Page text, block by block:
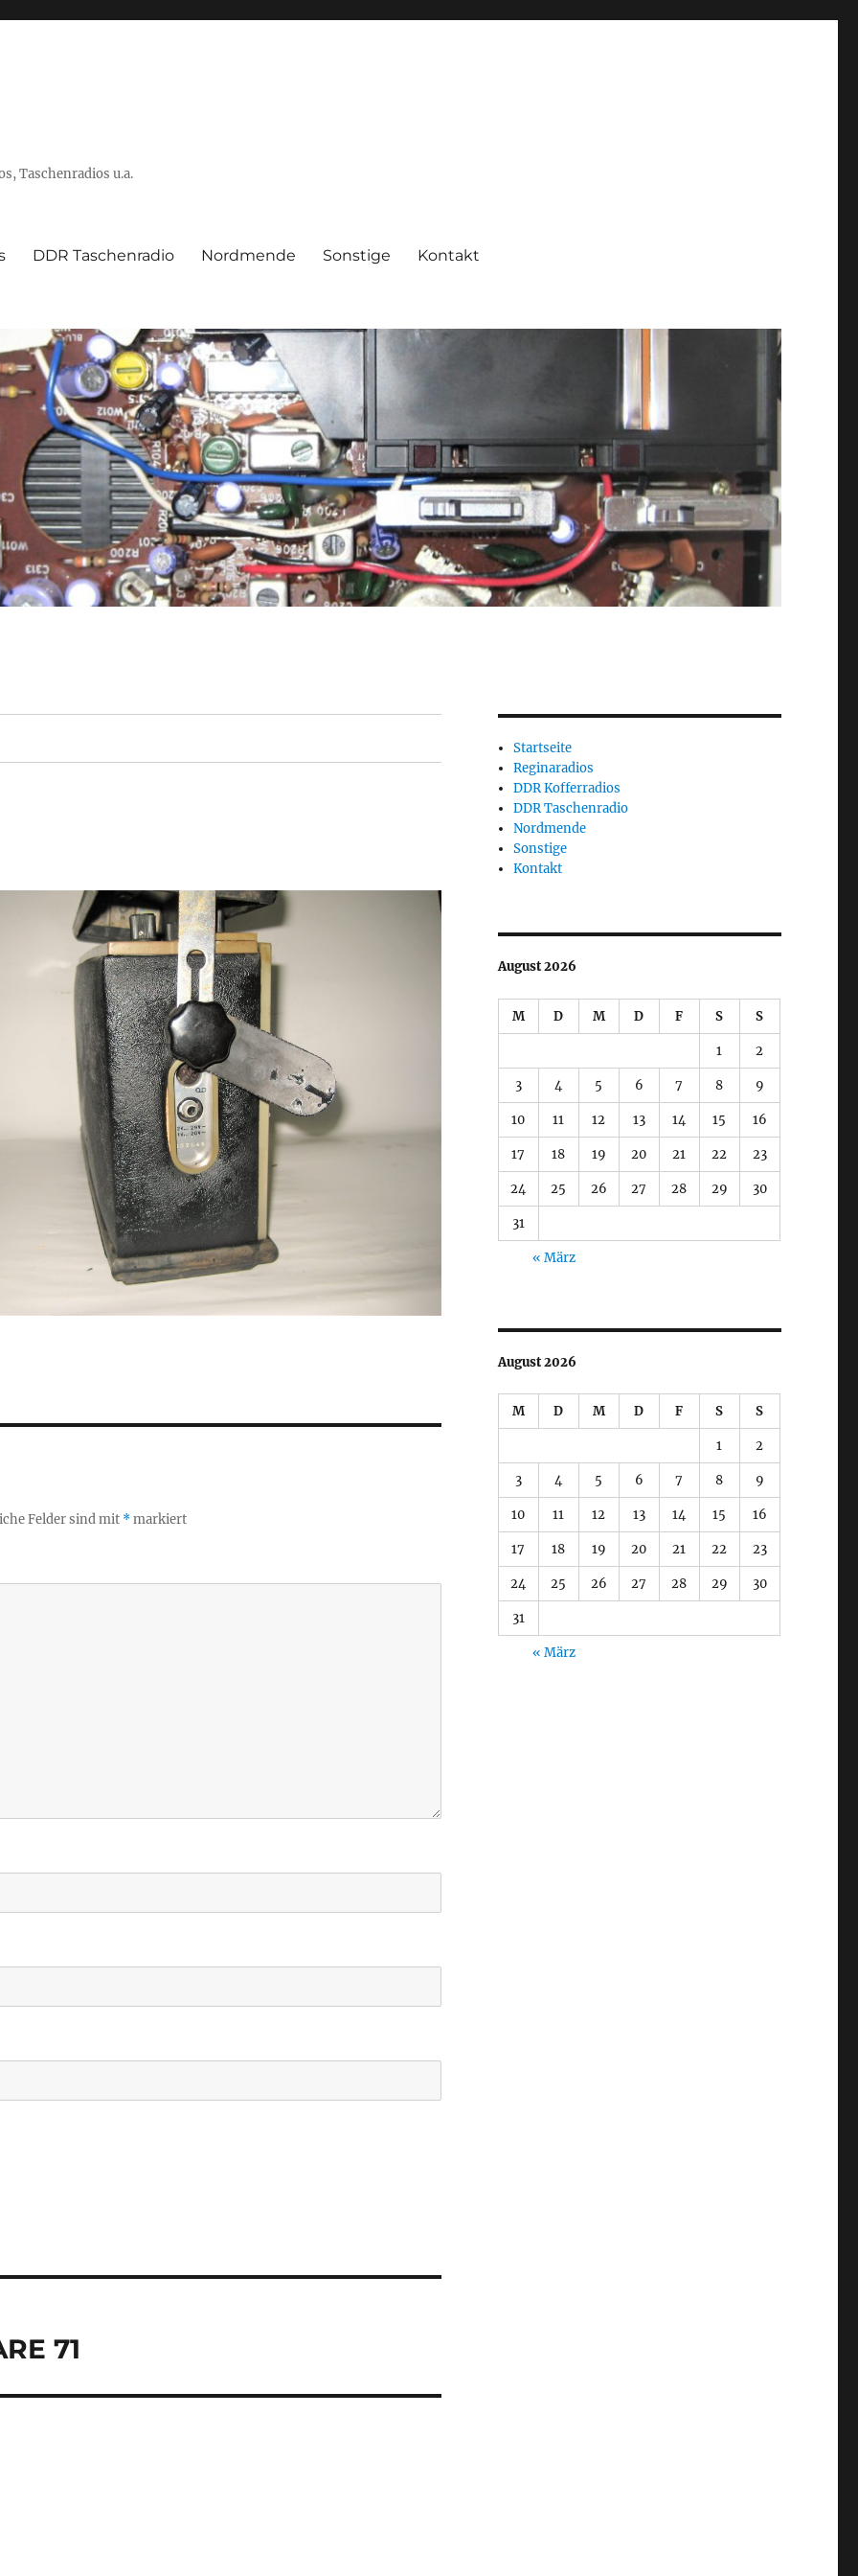
Taschenradios u.a.
DDR Taschenradio Nordmende Sonstige Kontakt
Felder sind mit *markiert
71
Startseite
Reginaradios
DDR Kofferradios
DDR Taschenradio
Nordmende
Sonstige
Kontakt
August 2026
M D M D F S S
1 2
3 4 5 6 7 8 9
10 11 12 13 14 15 16
17 18 19 20 21 22 23
24 25 26 27 28 29 30
31
« März
August 2026
M D M D F S S
1 2
3 4 5 6 7 8 9
10 11 12 13 14 15 16
17 18 19 20 21 22 23
24 25 26 27 28 29 30
31
« März